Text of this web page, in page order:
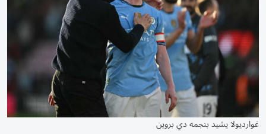
غوارديولا يشيد بنجمه دي بروين